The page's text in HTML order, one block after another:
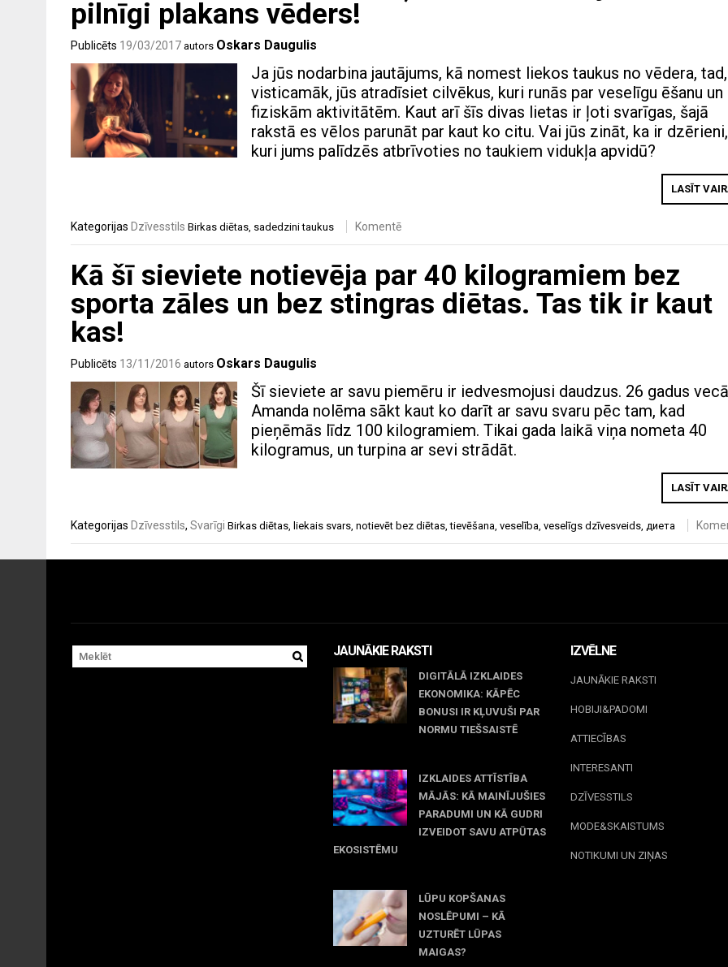
pilnīgi plakans vēders!
Publicēts 19/03/2017 autors Oskars Daugulis
Ja jūs nodarbina jautājums, kā nomest liekos taukus no vēdera, tad,
visticamāk, jūs atradīsiet cilvēkus, kuri runās par veselīgu ēšanu un
fiziskām aktivitātēm. Kaut arī šīs divas lietas ir ļoti svarīgas, šajā
rakstā es vēlos parunāt par kaut ko citu. Vai jūs zināt, ka ir dzērieni,
kuri jums palīdzēs atbrīvoties no taukiem vidukļa apvidū?
LASĪT
Kategorijas Dzīvesstils Birkas diētas, sadedzini taukus Komentē
Kā šī sieviete notievēja par 40 kilogramiem bez
sporta zāles un bez stingras diētas. Tas tik ir kaut
kas!
Publicēts 13/11/2016 autors Oskars Daugulis
Šī sieviete ar savu piemēru ir iedvesmojusi daudzus. 26 gadus vecā
Amanda nolēma sākt kaut ko darīt ar savu svaru pēc tam, kad
pieņēmās līdz 100 kilogramiem. Tikai gada laikā viņa nometa 40
kilogramus, un turpina ar sevi strādāt.
LASĪT
Kategorijas Dzīvesstils, Svarīgi Birkas diētas liekais svars notievēt bez diētas ,tievēšana veselība veselīgs dzīvesveids диета
JAUNĀKIE RAKSTI
DIGITĀLĀ IZKLAIDES
EKONOMIKA: KĀPĒC
BONUSI IR KĻUVUŠI PAR
NORMU TIEŠSAISTĒ
IZKLAIDES ATTĪSTĪBA
MĀJĀS: KĀ MAINĪJUŠIES
PARADUMI UN KĀ GUDRI
IZVEIDOT SAVU ATPŪTAS
EKOSISTĒMU
LŪPU KOPŠANAS
NOSLĒPUMI – KĀ
UZTURĒT LŪPAS
MAIGAS?
IZVĒLNE
JAUNĀKIE RAKSTI
HOBIJI&PADOMI
ATTIECĪBAS
INTERESANTI
DZĪVESSTILS
MODE&SKAISTUMS
NOTIKUMI UN ZIŅAS